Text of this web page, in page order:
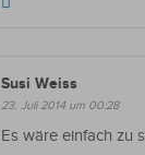
Susi Weiss
23. Juli 2014 um 00:28
Es wäre einfach zu